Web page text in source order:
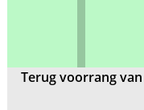
Terug voorrang